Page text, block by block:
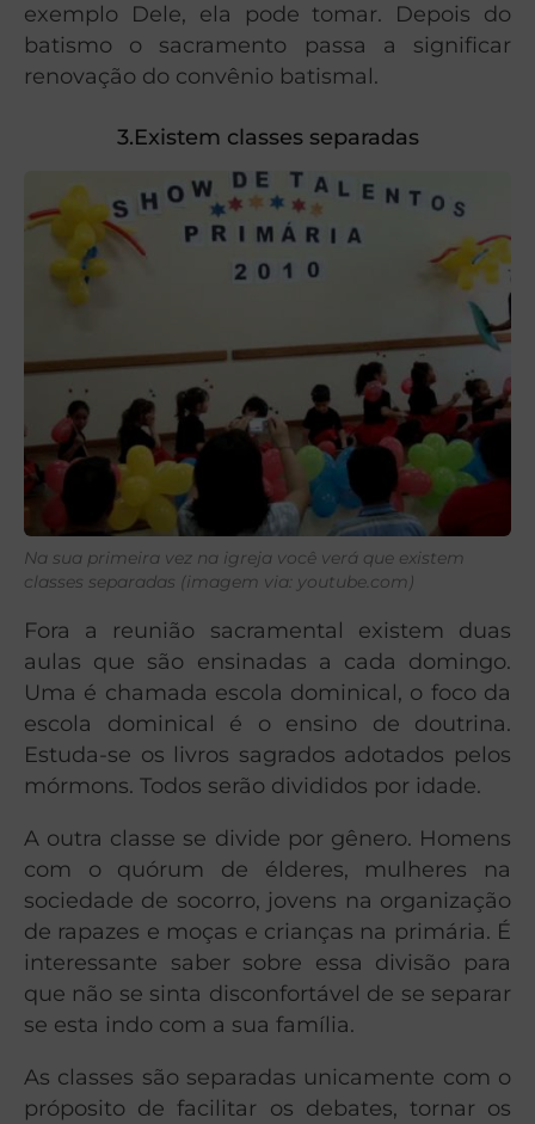
exemplo Dele, ela pode tomar. Depois do
batismo o sacramento passa a significar
renovação do convênio batismal.
3.Existem classes separadas
Na sua primeira vez na igreja você verá que existem
classes separadas (imagem via: youtube.com)
Fora a reunião sacramental existem duas
aulas que são ensinadas a cada domingo.
Uma é chamada escola dominical, o foco da
escola dominical é o ensino de doutrina.
Estuda-se os livros sagrados adotados pelos
mórmons. Todos serão divididos por idade.
A outra classe se divide por gênero. Homens
com o quórum de élderes, mulheres na
sociedade de socorro, jovens na organização
de rapazes e moças e crianças na primária. É
interessante saber sobre essa divisão para
que não se sinta disconfortável de se separar
se esta indo com a sua família.
As classes são separadas unicamente com o
próposito de facilitar os debates, tornar os